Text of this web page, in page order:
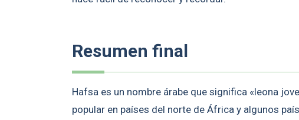
Resumen final
Hafsa es un nombre árabe que significa «leona
popular en países del norte de África y algunos